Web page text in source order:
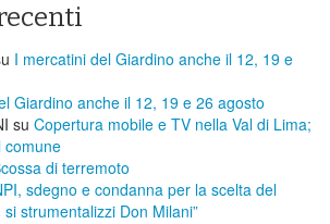
I mercatini del Giardino anche il 12, 19 e
Giardino anche il 12, 19 e 26 agosto
su ​Copertura mobile e TV nella Val di Lima;
comune
di terremoto
sdegno e condanna per la scelta del
strumentalizzi Don Milani”